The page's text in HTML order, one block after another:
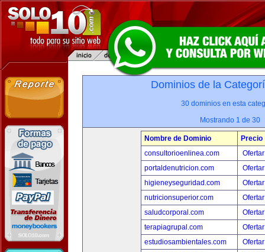
Dominios de la
30 dominios en esta
Mostrando 1 de 30
Nombre de Dominio
Precio
consultorioenlinea.com
portaldenutricion.com
higieneyseguridad.com
nutricionsuperior.com
saludcorporal.com
terapiagrupal.com
estudiosambientales.com